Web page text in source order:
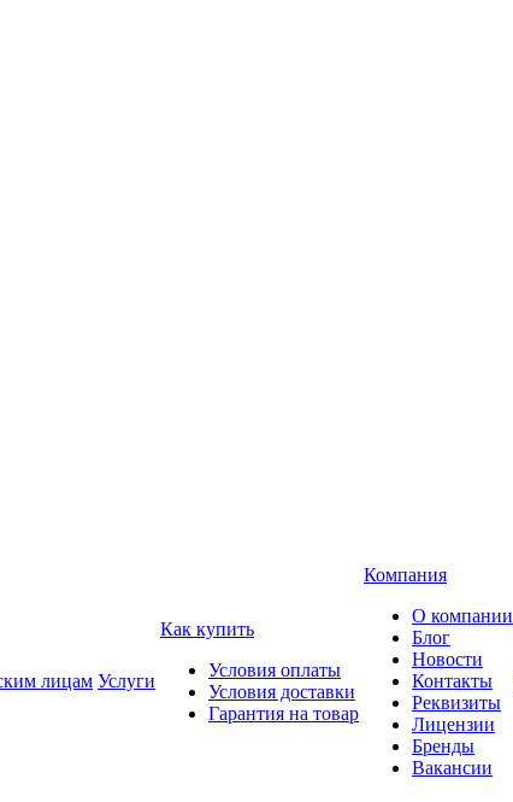
лицам Услуги
Как купить
Условия оплаты
Условия доставки
Гарантия на товар
Компания
О компании
Блог
Новости
Контакты
Реквизиты
Лицензии
Бренды
Вакансии